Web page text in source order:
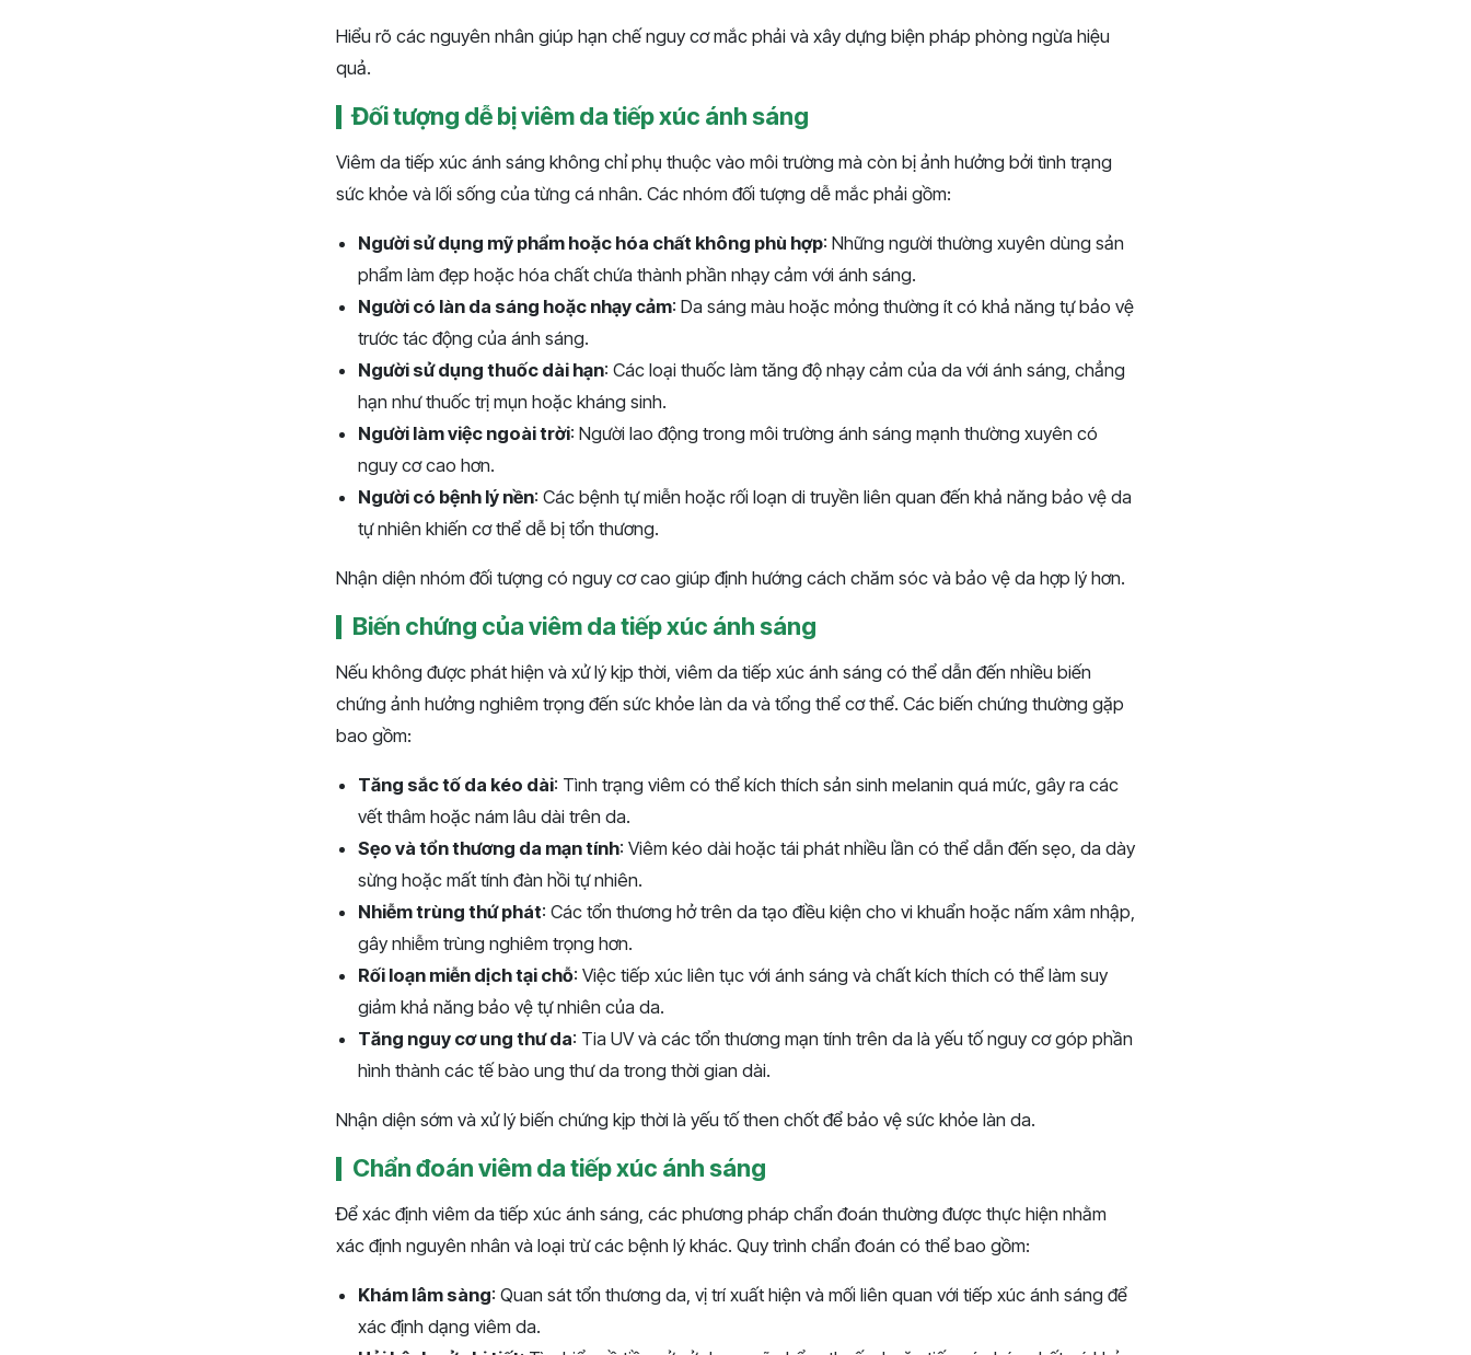
Hiểu rõ các nguyên nhân giúp hạn chế nguy cơ mắc phải và xây dựng biện pháp phòng ngừa hiệu
quả.
Đối tượng dễ bị viêm da tiếp xúc ánh sáng
Viêm da tiếp xúc ánh sáng không chỉ phụ thuộc vào môi trường mà còn bị ảnh hưởng bởi tình trạng
sức khỏe và lối sống của từng cá nhân. Các nhóm đối tượng dễ mắc phải gồm:
Người sử dụng mỹ phẩm hoặc hóa chất không phù hợp: Những người thường xuyên dùng sản
phẩm làm đẹp hoặc hóa chất chứa thành phần nhạy cảm với ánh sáng.
Người có làn da sáng hoặc nhạy cảm: Da sáng màu hoặc mỏng thường ít có khả năng tự bảo vệ
trước tác động của ánh sáng.
Người sử dụng thuốc dài hạn: Các loại thuốc làm tăng độ nhạy cảm của da với ánh sáng, chẳng
hạn như thuốc trị mụn hoặc kháng sinh.
Người làm việc ngoài trời: Người lao động trong môi trường ánh sáng mạnh thường xuyên có
nguy cơ cao hơn.
Người có bệnh lý nền: Các bệnh tự miễn hoặc rối loạn di truyền liên quan đến khả năng bảo vệ da
tự nhiên khiến cơ thể dễ bị tổn thương.
Nhận diện nhóm đối tượng có nguy cơ cao giúp định hướng cách chăm sóc và bảo vệ da hợp lý hơn.
Biến chứng của viêm da tiếp xúc ánh sáng
Nếu không được phát hiện và xử lý kịp thời, viêm da tiếp xúc ánh sáng có thể dẫn đến nhiều biến
chứng ảnh hưởng nghiêm trọng đến sức khỏe làn da và tổng thể cơ thể. Các biến chứng thường gặp
bao gồm:
Tăng sắc tố da kéo dài: Tình trạng viêm có thể kích thích sản sinh melanin quá mức, gây ra các
vết thâm hoặc nám lâu dài trên da.
Sẹo và tổn thương da mạn tính: Viêm kéo dài hoặc tái phát nhiều lần có thể dẫn đến sẹo, da dày
sừng hoặc mất tính đàn hồi tự nhiên.
Nhiễm trùng thứ phát: Các tổn thương hở trên da tạo điều kiện cho vi khuẩn hoặc nấm xâm nhập,
gây nhiễm trùng nghiêm trọng hơn.
Rối loạn miễn dịch tại chỗ: Việc tiếp xúc liên tục với ánh sáng và chất kích thích có thể làm suy
giảm khả năng bảo vệ tự nhiên của da.
Tăng nguy cơ ung thư da: Tia UV và các tổn thương mạn tính trên da là yếu tố nguy cơ góp phần
hình thành các tế bào ung thư da trong thời gian dài.
Nhận diện sớm và xử lý biến chứng kịp thời là yếu tố then chốt để bảo vệ sức khỏe làn da.
Chẩn đoán viêm da tiếp xúc ánh sáng
Để xác định viêm da tiếp xúc ánh sáng, các phương pháp chẩn đoán thường được thực hiện nhằm
xác định nguyên nhân và loại trừ các bệnh lý khác. Quy trình chẩn đoán có thể bao gồm:
Khám lâm sàng: Quan sát tổn thương da, vị trí xuất hiện và mối liên quan với tiếp xúc ánh sáng để
xác định dạng viêm da.